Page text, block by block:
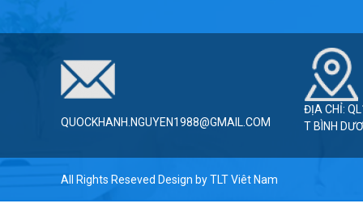
QUOCKHANH.NGUYEN1988@GMAIL.COM
ĐỊA CHỈ:
T BÌNH
All Rights Reseved Design byTLT Viêt Nam